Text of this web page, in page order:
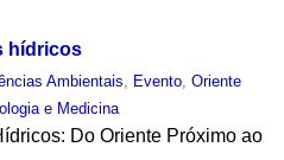
hídricos
Ambientais Evento ,Oriente
e Medicina
Do Oriente Próximo ao